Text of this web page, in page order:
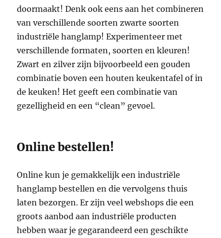
doormaakt! Denk ook eens aan het combineren
van verschillende soorten zwarte soorten
industriële hanglamp! Experimenteer met
verschillende formaten, soorten en kleuren!
Zwart en zilver zijn bijvoorbeeld een gouden
combinatie boven een houten keukentafel of in
de keuken! Het geeft een combinatie van
gezelligheid en een “clean” gevoel.
Online bestellen!
Online kun je gemakkelijk een industriële
hanglamp bestellen en die vervolgens thuis
laten bezorgen. Er zijn veel webshops die een
groots aanbod aan industriële producten
hebben waar je gegarandeerd een geschikte